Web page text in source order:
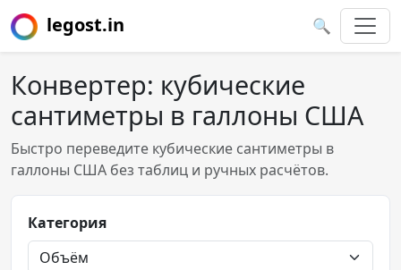
legost.in 🔍
Конвертер: кубические
сантиметры в галлоны США
Быстро переведите кубические сантиметры в
галлоны США без таблиц и ручных расчётов.
Категория